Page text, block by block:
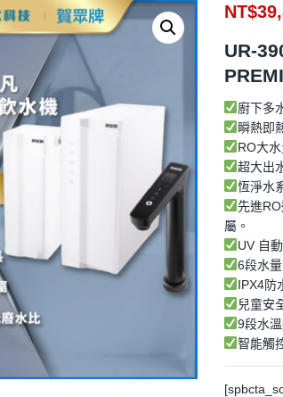
NT$
UR-
廚下多
瞬熱即
RO大
超大出
恆淨水
先進
屬。
UV 自
6段水
IPX4防
兒童安
9段水
智能觸